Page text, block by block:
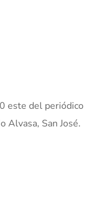
este del periódico
Alvasa, San José.